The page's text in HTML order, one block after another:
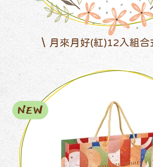
月來月好(紅)12入組合
NEW